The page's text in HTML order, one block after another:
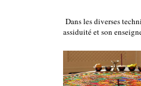
Dans les diverses
assiduité et son